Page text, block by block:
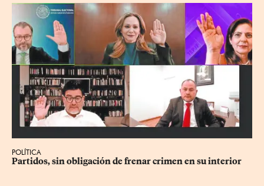
POLÍTICA
Partidos, sin obligación de frenar crimen en su interior